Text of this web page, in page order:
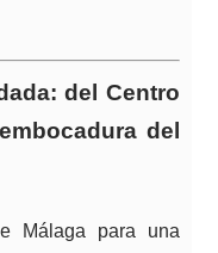
del Centro
del
Málaga para una